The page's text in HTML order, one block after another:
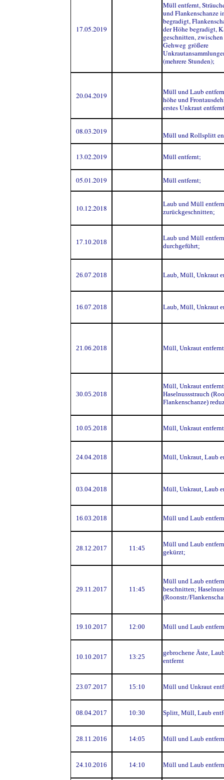
17.05.2019
Müll entfernt,
und Flankenschanze
begradigt,
der Höhe begradigt,
geschnitten,
Gehweg größere
(mehrere Stunden);
20.04.2019
Müll und Laub
höhe und
erstes Unkraut
08.03.2019 Müll und Rollsplitt
13.02.2019 Müll entfernt;
05.01.2019 Müll entfernt;
10.12.2018
Laub und Müll
zurückgeschnitten;
17.10.2018
Laub und Müll
durchgeführt;
26.07.2018 Laub, Müll, Unkraut
16.07.2018 Laub, Müll, Unkraut
21.06.2018 Müll, Unkraut
30.05.2018
Müll, Unkraut
Haselnussstrauch
Flankenschanze)
10.05.2018 Müll, Unkraut
24.04.2018 Müll, Unkraut, Laub
03.04.2018 Müll, Unkraut, Laub
16.03.2018 Müll und Laub
28.12.2017 11:45
Müll und Laub
gekürzt;
29.11.2017 11:45
Müll und Laub
beschnitten;
(Roonstr./
19.10.2017 12:00 Müll und Laub
10.10.2017 13:25
gebrochene Äste,
entfernt
23.07.2017 15:10 Müll und Unkraut
08.04.2017 10:30 Splitt, Müll, Laub
28.11.2016 14:05 Müll und Laub
24.10.2016 14:10 Müll und Laub